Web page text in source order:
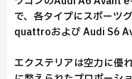
で、各タイプにスポー
quattroおよび Audi S6
エクステリアは空力に優